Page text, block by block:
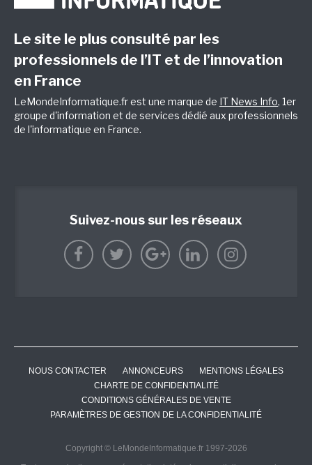
Le site le plus consulté par les
professionnels de l’IT et de l’innovation
en France
LeMondeInformatique.fr est une marque de IT News Info, 1er
groupe d'information et de services dédié aux professionnels
de l'informatique en France.
Suivez-nous sur les réseaux
NOUS CONTACTER ANNONCEURS
MENTIONS LÉGALES
CHARTE DE CONFIDENTIALITÉ
CONDITIONS GÉNÉRALES DE VENTE
PARAMÈTRES DE GESTION DE LA CONFIDENTIALITÉ
Copyright © LeMondeInformatique.fr 1997-2026